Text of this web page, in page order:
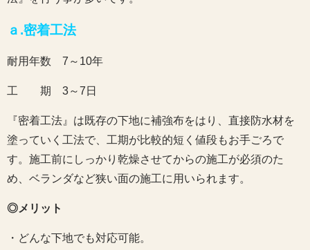
ａ.密着工法
耐用年数 7～10年
工 期 3～7日
『密着工法』は既存の下地に補強布をはり、直接防水材を
塗っていく工法で、工期が比較的短く値段もお手ごろで
す。施工前にしっかり乾燥させてからの施工が必須のた
め、ベランダなど狭い面の施工に用いられます。
◎メリット
・どんな下地でも対応可能。